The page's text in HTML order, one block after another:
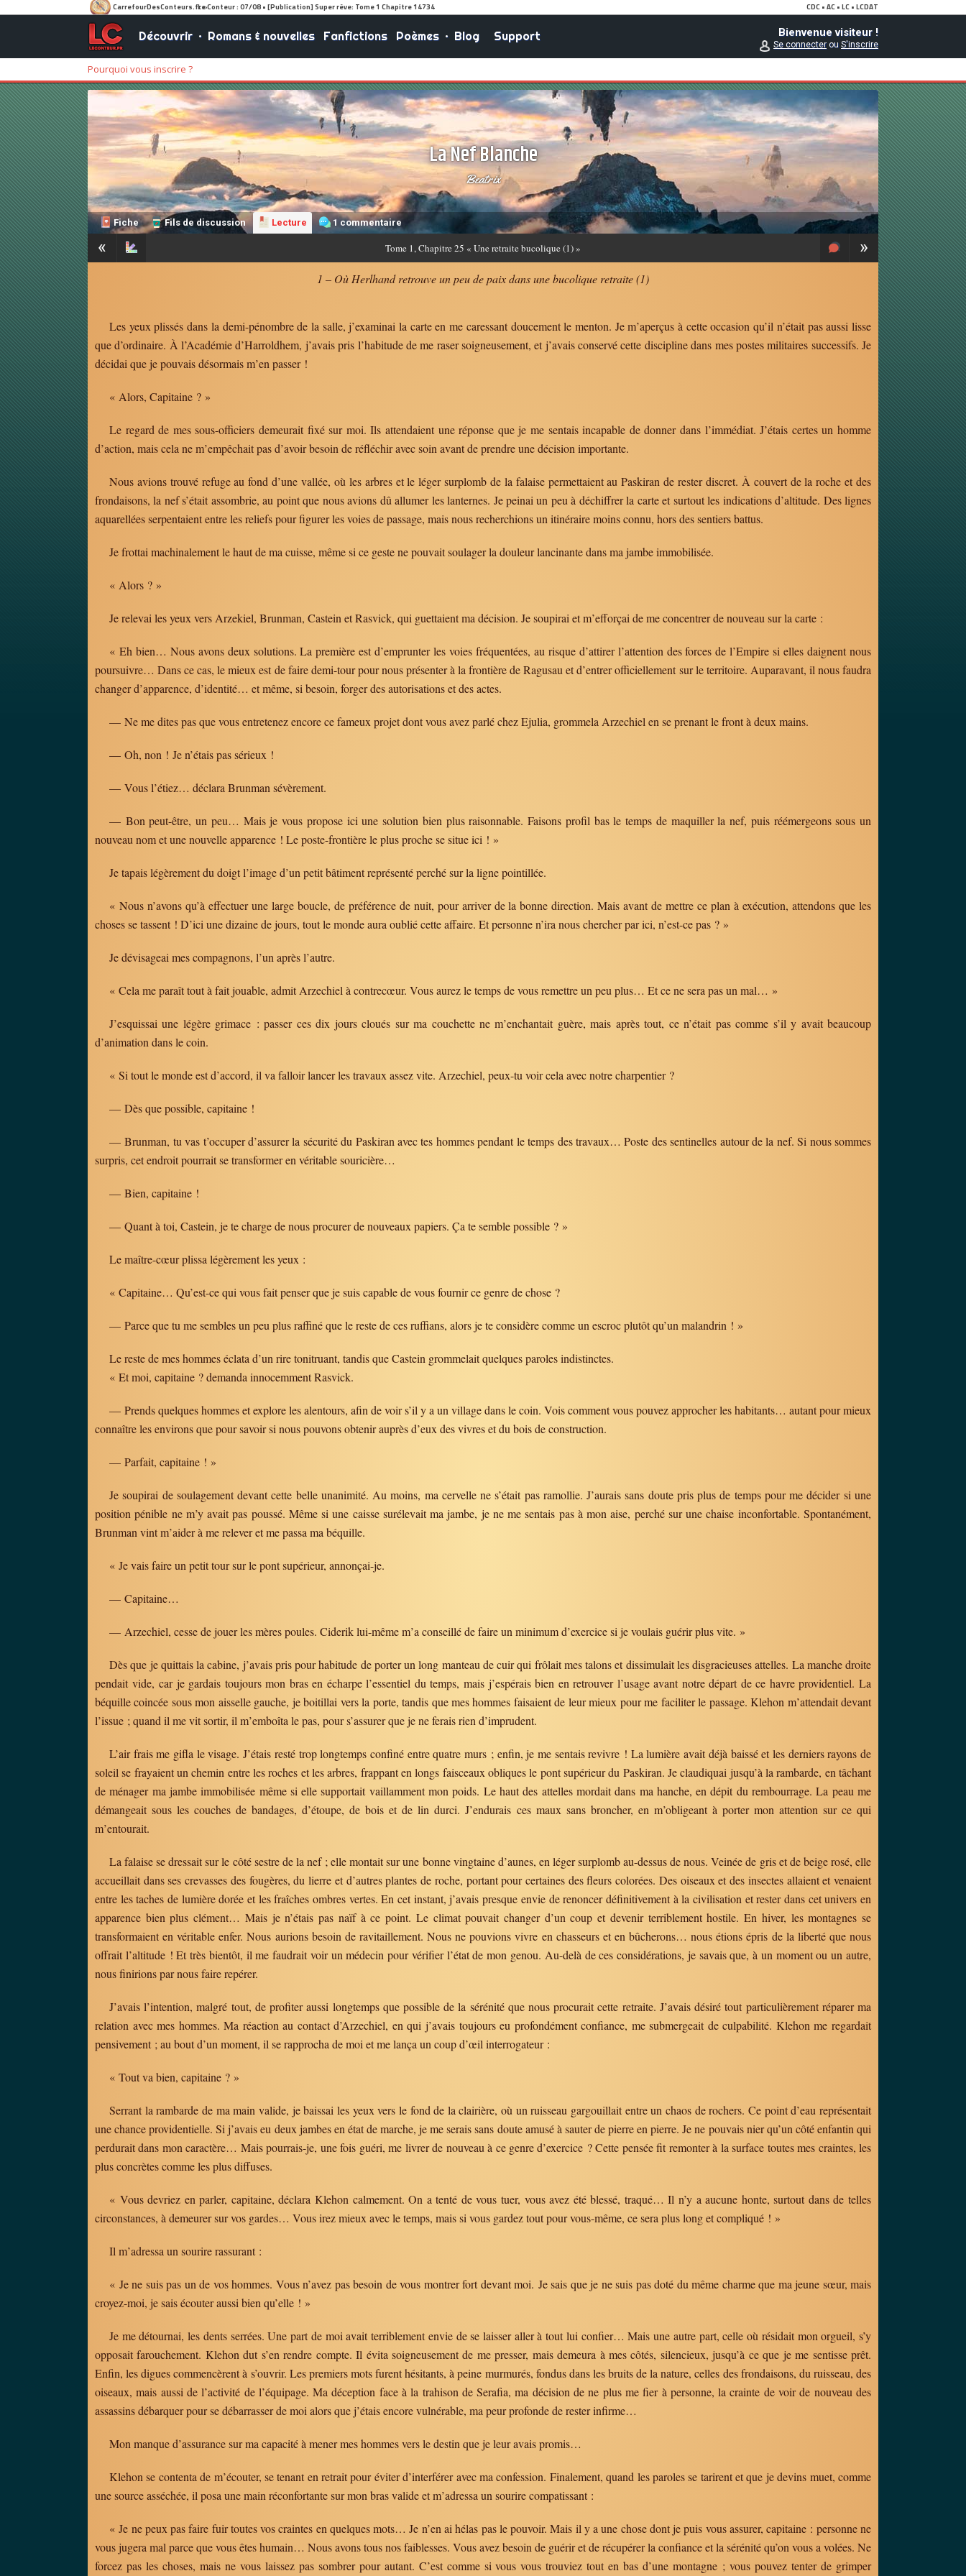
Découvrir• Romans & nouvelles Fanfictions Poèmes• Blog Support Bienvenue visiteur !
Se connecterou S'inscrire
Pourquoi vous inscrire ?
La Nef Blanche
Beatrix
Fiche Fils de discussion Lecture 1 commentaire
« »
Tome 1, Chapitre 25 « Une retraite bucolique (1) »
1 – Où Herlhand retrouve un peu de paix dans une bucolique retraite (1)
Les yeux plissés dans la demi-pénombre de la salle, j’examinai la carte en me caressant doucement le menton. Je m’aperçus à cette occasion qu’il n’était pas aussi lisse
que d’ordinaire. À l’Académie d’Harroldhem, j’avais pris l’habitude de me raser soigneusement, et j’avais conservé cette discipline dans mes postes militaires successifs. Je
décidai que je pouvais désormais m’en passer !
« Alors, Capitaine ? »
Le regard de mes sous-officiers demeurait fixé sur moi. Ils attendaient une réponse que je me sentais incapable de donner dans l’immédiat. J’étais certes un homme
d’action, mais cela ne m’empêchait pas d’avoir besoin de réfléchir avec soin avant de prendre une décision importante.
Nous avions trouvé refuge au fond d’une vallée, où les arbres et le léger surplomb de la falaise permettaient au Paskiran de rester discret. À couvert de la roche et des
frondaisons, la nef s’était assombrie, au point que nous avions dû allumer les lanternes. Je peinai un peu à déchiffrer la carte et surtout les indications d’altitude. Des lignes
aquarellées serpentaient entre les reliefs pour figurer les voies de passage, mais nous recherchions un itinéraire moins connu, hors des sentiers battus.
Je frottai machinalement le haut de ma cuisse, même si ce geste ne pouvait soulager la douleur lancinante dans ma jambe immobilisée.
« Alors ? »
Je relevai les yeux vers Arzekiel, Brunman, Castein et Rasvick, qui guettaient ma décision. Je soupirai et m’efforçai de me concentrer de nouveau sur la carte :
« Eh bien… Nous avons deux solutions. La première est d’emprunter les voies fréquentées, au risque d’attirer l’attention des forces de l’Empire si elles daignent nous
poursuivre… Dans ce cas, le mieux est de faire demi-tour pour nous présenter à la frontière de Ragusau et d’entrer officiellement sur le territoire. Auparavant, il nous faudra
changer d’apparence, d’identité… et même, si besoin, forger des autorisations et des actes.
— Ne me dites pas que vous entretenez encore ce fameux projet dont vous avez parlé chez Ejulia, grommela Arzechiel en se prenant le front à deux mains.
— Oh, non ! Je n’étais pas sérieux !
— Vous l’étiez… déclara Brunman sévèrement.
— Bon peut-être, un peu… Mais je vous propose ici une solution bien plus raisonnable. Faisons profil bas le temps de maquiller la nef, puis réémergeons sous un
nouveau nom et une nouvelle apparence ! Le poste-frontière le plus proche se situe ici ! »
Je tapais légèrement du doigt l’image d’un petit bâtiment représenté perché sur la ligne pointillée.
« Nous n’avons qu’à effectuer une large boucle, de préférence de nuit, pour arriver de la bonne direction. Mais avant de mettre ce plan à exécution, attendons que les
choses se tassent ! D’ici une dizaine de jours, tout le monde aura oublié cette affaire. Et personne n’ira nous chercher par ici, n’est-ce pas ? »
Je dévisageai mes compagnons, l’un après l’autre.
« Cela me paraît tout à fait jouable, admit Arzechiel à contrecœur. Vous aurez le temps de vous remettre un peu plus… Et ce ne sera pas un mal… »
J’esquissai une légère grimace : passer ces dix jours cloués sur ma couchette ne m’enchantait guère, mais après tout, ce n’était pas comme s’il y avait beaucoup
d’animation dans le coin.
« Si tout le monde est d’accord, il va falloir lancer les travaux assez vite. Arzechiel, peux-tu voir cela avec notre charpentier ?
— Dès que possible, capitaine !
— Brunman, tu vas t’occuper d’assurer la sécurité du Paskiran avec tes hommes pendant le temps des travaux… Poste des sentinelles autour de la nef. Si nous sommes
surpris, cet endroit pourrait se transformer en véritable souricière…
— Bien, capitaine !
— Quant à toi, Castein, je te charge de nous procurer de nouveaux papiers. Ça te semble possible ? »
Le maître-cœur plissa légèrement les yeux :
« Capitaine… Qu’est-ce qui vous fait penser que je suis capable de vous fournir ce genre de chose ?
— Parce que tu me sembles un peu plus raffiné que le reste de ces ruffians, alors je te considère comme un escroc plutôt qu’un malandrin ! »
Le reste de mes hommes éclata d’un rire tonitruant, tandis que Castein grommelait quelques paroles indistinctes.
« Et moi, capitaine ? demanda innocemment Rasvick.
— Prends quelques hommes et explore les alentours, afin de voir s’il y a un village dans le coin. Vois comment vous pouvez approcher les habitants… autant pour mieux
connaître les environs que pour savoir si nous pouvons obtenir auprès d’eux des vivres et du bois de construction.
— Parfait, capitaine ! »
Je soupirai de soulagement devant cette belle unanimité. Au moins, ma cervelle ne s’était pas ramollie. J’aurais sans doute pris plus de temps pour me décider si une
position pénible ne m’y avait pas poussé. Même si une caisse surélevait ma jambe, je ne me sentais pas à mon aise, perché sur une chaise inconfortable. Spontanément,
Brunman vint m’aider à me relever et me passa ma béquille.
« Je vais faire un petit tour sur le pont supérieur, annonçai-je.
— Capitaine…
— Arzechiel, cesse de jouer les mères poules. Ciderik lui-même m’a conseillé de faire un minimum d’exercice si je voulais guérir plus vite. »
Dès que je quittais la cabine, j’avais pris pour habitude de porter un long manteau de cuir qui frôlait mes talons et dissimulait les disgracieuses attelles. La manche droite
pendait vide, car je gardais toujours mon bras en écharpe l’essentiel du temps, mais j’espérais bien en retrouver l’usage avant notre départ de ce havre providentiel. La
béquille coincée sous mon aisselle gauche, je boitillai vers la porte, tandis que mes hommes faisaient de leur mieux pour me faciliter le passage. Klehon m’attendait devant
l’issue ; quand il me vit sortir, il m’emboîta le pas, pour s’assurer que je ne ferais rien d’imprudent.
L’air frais me gifla le visage. J’étais resté trop longtemps confiné entre quatre murs ; enfin, je me sentais revivre ! La lumière avait déjà baissé et les derniers rayons de
soleil se frayaient un chemin entre les roches et les arbres, frappant en longs faisceaux obliques le pont supérieur du Paskiran. Je claudiquai jusqu’à la rambarde, en tâchant
de ménager ma jambe immobilisée même si elle supportait vaillamment mon poids. Le haut des attelles mordait dans ma hanche, en dépit du rembourrage. La peau me
démangeait sous les couches de bandages, d’étoupe, de bois et de lin durci. J’endurais ces maux sans broncher, en m’obligeant à porter mon attention sur ce qui
m’entourait.
La falaise se dressait sur le côté sestre de la nef ; elle montait sur une bonne vingtaine d’aunes, en léger surplomb au-dessus de nous. Veinée de gris et de beige rosé, elle
accueillait dans ses crevasses des fougères, du lierre et d’autres plantes de roche, portant pour certaines des fleurs colorées. Des oiseaux et des insectes allaient et venaient
entre les taches de lumière dorée et les fraîches ombres vertes. En cet instant, j’avais presque envie de renoncer définitivement à la civilisation et rester dans cet univers en
apparence bien plus clément… Mais je n’étais pas naïf à ce point. Le climat pouvait changer d’un coup et devenir terriblement hostile. En hiver, les montagnes se
transformaient en véritable enfer. Nous aurions besoin de ravitaillement. Nous ne pouvions vivre en chasseurs et en bûcherons… nous étions épris de la liberté que nous
offrait l’altitude ! Et très bientôt, il me faudrait voir un médecin pour vérifier l’état de mon genou. Au-delà de ces considérations, je savais que, à un moment ou un autre,
nous finirions par nous faire repérer.
J’avais l’intention, malgré tout, de profiter aussi longtemps que possible de la sérénité que nous procurait cette retraite. J’avais désiré tout particulièrement réparer ma
relation avec mes hommes. Ma réaction au contact d’Arzechiel, en qui j’avais toujours eu profondément confiance, me submergeait de culpabilité. Klehon me regardait
pensivement ; au bout d’un moment, il se rapprocha de moi et me lança un coup d’œil interrogateur :
« Tout va bien, capitaine ? »
Serrant la rambarde de ma main valide, je baissai les yeux vers le fond de la clairière, où un ruisseau gargouillait entre un chaos de rochers. Ce point d’eau représentait
une chance providentielle. Si j’avais eu deux jambes en état de marche, je me serais sans doute amusé à sauter de pierre en pierre. Je ne pouvais nier qu’un côté enfantin qui
perdurait dans mon caractère… Mais pourrais-je, une fois guéri, me livrer de nouveau à ce genre d’exercice ? Cette pensée fit remonter à la surface toutes mes craintes, les
plus concrètes comme les plus diffuses.
« Vous devriez en parler, capitaine, déclara Klehon calmement. On a tenté de vous tuer, vous avez été blessé, traqué… Il n’y a aucune honte, surtout dans de telles
circonstances, à demeurer sur vos gardes… Vous irez mieux avec le temps, mais si vous gardez tout pour vous-même, ce sera plus long et compliqué ! »
Il m’adressa un sourire rassurant :
« Je ne suis pas un de vos hommes. Vous n’avez pas besoin de vous montrer fort devant moi. Je sais que je ne suis pas doté du même charme que ma jeune sœur, mais
croyez-moi, je sais écouter aussi bien qu’elle ! »
Je me détournai, les dents serrées. Une part de moi avait terriblement envie de se laisser aller à tout lui confier… Mais une autre part, celle où résidait mon orgueil, s’y
opposait farouchement. Klehon dut s’en rendre compte. Il évita soigneusement de me presser, mais demeura à mes côtés, silencieux, jusqu’à ce que je me sentisse prêt.
Enfin, les digues commencèrent à s’ouvrir. Les premiers mots furent hésitants, à peine murmurés, fondus dans les bruits de la nature, celles des frondaisons, du ruisseau, des
oiseaux, mais aussi de l’activité de l’équipage. Ma déception face à la trahison de Serafia, ma décision de ne plus me fier à personne, la crainte de voir de nouveau des
assassins débarquer pour se débarrasser de moi alors que j’étais encore vulnérable, ma peur profonde de rester infirme…
Mon manque d’assurance sur ma capacité à mener mes hommes vers le destin que je leur avais promis…
Klehon se contenta de m’écouter, se tenant en retrait pour éviter d’interférer avec ma confession. Finalement, quand les paroles se tarirent et que je devins muet, comme
une source asséchée, il posa une main réconfortante sur mon bras valide et m’adressa un sourire compatissant :
« Je ne peux pas faire fuir toutes vos craintes en quelques mots… Je n’en ai hélas pas le pouvoir. Mais il y a une chose dont je puis vous assurer, capitaine : personne ne
vous jugera mal parce que vous êtes humain… Nous avons tous nos faiblesses. Vous avez besoin de guérir et de récupérer la confiance et la sérénité qu’on vous a volées. Ne
forcez pas les choses, mais ne vous laissez pas sombrer pour autant. C’est comme si vous vous trouviez tout en bas d’une montagne ; vous pouvez tenter de grimper